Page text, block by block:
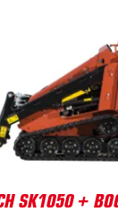
SK1050 +
880,-